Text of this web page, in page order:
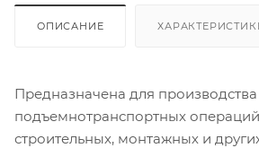
ОПИСАНИЕ
Предназначена для производства
подъемнотранспортных
строительных, монтажных и